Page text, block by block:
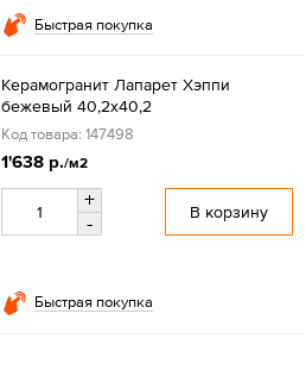
Быстрая покупка
Керамогранит Лапарет Хэппи
бежевый 40,2x40,2
Код товара: 147498
1'638 р./м2
+
-
В корзину
Быстрая покупка